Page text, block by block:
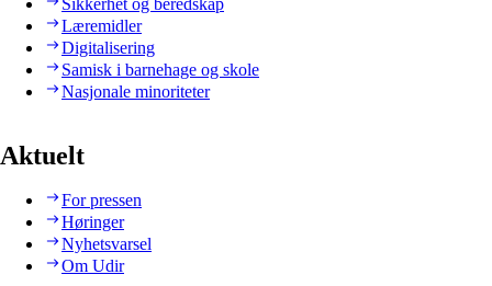
Sikkerhet og beredskap
Læremidler
Digitalisering
Samisk i barnehage og skole
Nasjonale minoriteter
Aktuelt
For pressen
Høringer
Nyhetsvarsel
Om Udir